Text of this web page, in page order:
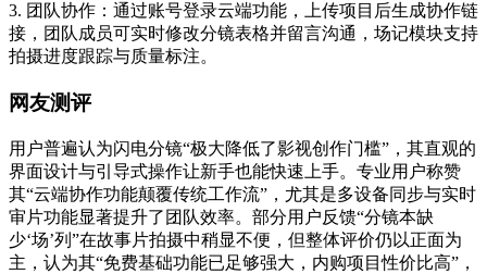
3. 团队协作：通过账号登录云端功能，上传项目后生成协作链
接，团队成员可实时修改分镜表格并留言沟通，场记模块支持
拍摄进度跟踪与质量标注。
网友测评
用户普遍认为闪电分镜“极大降低了影视创作门槛”，其直观的
界面设计与引导式操作让新手也能快速上手。专业用户称赞
其“云端协作功能颠覆传统工作流”，尤其是多设备同步与实时
审片功能显著提升了团队效率。部分用户反馈“分镜本缺
少‘场’列”在故事片拍摄中稍显不便，但整体评价仍以正面为
主，认为其“免费基础功能已足够强大，内购项目性价比高”，